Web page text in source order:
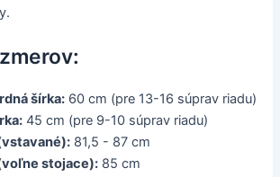
šírka: 60 cm (pre 13-16 súprav riadu)
45 cm (pre 9-10 súprav riadu)
81,5 - 87 cm
stojace): 85 cm